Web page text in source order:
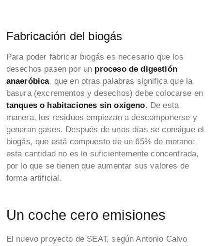
Fabricación del biogás
Para poder fabricar biogás es necesario que los
desechos pasen por un proceso de digestión
anaeróbica, que en otras palabras significa que la
basura (excrementos y desechos) debe colocarse en
tanques o habitaciones sin oxígeno. De esta
manera, los residuos empiezan a descomponerse y
generan gases. Después de unos días se consigue el
biogás, que está compuesto de un 65% de metano;
esta cantidad no es lo suficientemente concentrada,
por lo que se tienen que aumentar sus valores de
forma artificial.
Un coche cero emisiones
El nuevo proyecto de SEAT, según Antonio Calvo